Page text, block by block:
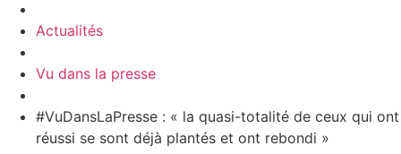
Actualités
Vu dans la presse
#VuDansLaPresse : « la quasi-totalité de ceux qui ont
réussi se sont déjà plantés et ont rebondi »